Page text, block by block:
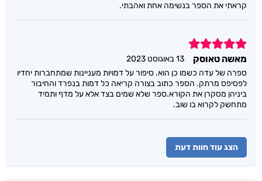
קראתי את הספר בנשימה אחת ואהבתי.
5
מאשה טאוסק
13 באוגוסט 2023
ספרה של עדה כשמו כן הוא. סיפור על דמויות מעניינות שמתחברות יחדיו
לפסיפס מרתק. הספר כתוב בצורה קריאה כל דמות בנפרד והחיבור
ביניהן מסקרן את הקורא.ספר שלא שמים בצד אלא על מדף ותמיד
מתחשק לקרוא בו שוב.
הצג עוד חוות דעת